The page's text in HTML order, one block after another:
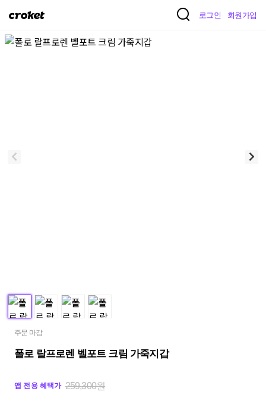
크
켓
로그인 회원가입
주문 마감
폴로 랄프로렌 벨포트 크림 가죽지갑
앱 전용 혜택가 259,300원